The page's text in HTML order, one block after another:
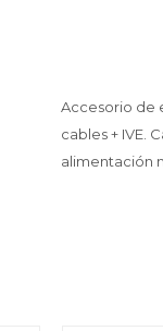
Accesorio de
cables + IVE.
alimentación